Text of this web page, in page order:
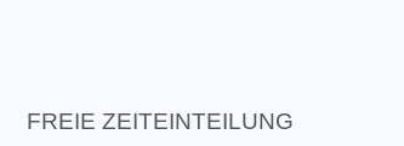
FREIE ZEITEINTEILUNG